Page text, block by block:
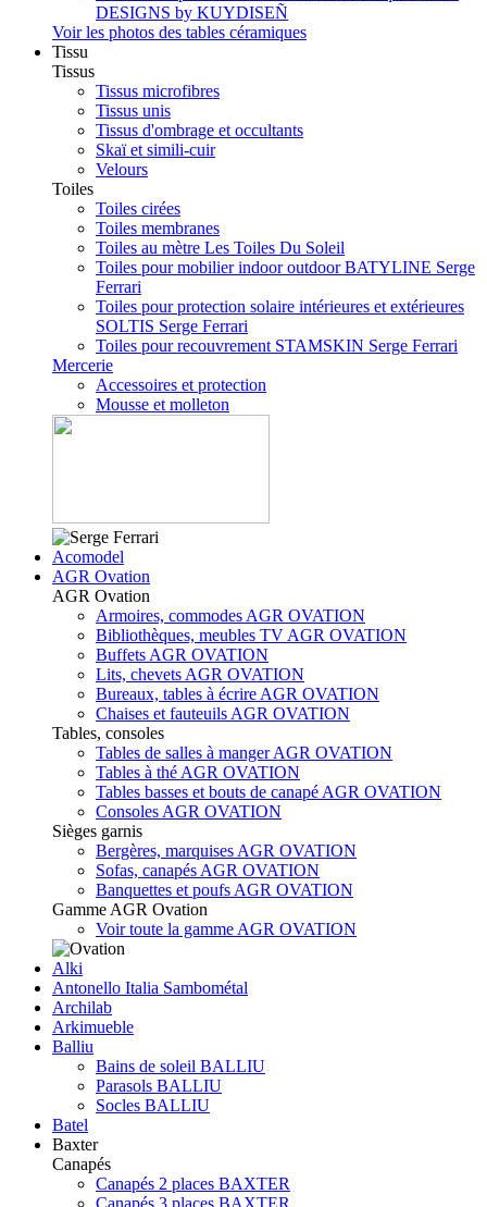
DESIGNS by KUYDISEÑ
Voir les photos des tables céramiques
Tissu
Tissus
Tissus microfibres
Tissus unis
Tissus d'ombrage et occultants
Skaï et simili-cuir
Velours
Toiles
Toiles cirées
Toiles membranes
Toiles au mètre Les Toiles Du Soleil
Toiles pour mobilier indoor outdoor BATYLINE Serge
Ferrari
Toiles pour protection solaire intérieures et extérieures
SOLTIS Serge Ferrari
Toiles pour recouvrement STAMSKIN Serge Ferrari
Mercerie
Accessoires et protection
Mousse et molleton
Acomodel
AGR Ovation
AGR Ovation
Armoires, commodes AGR OVATION
Bibliothèques, meubles TV AGR OVATION
Buffets AGR OVATION
Lits, chevets AGR OVATION
Bureaux, tables à écrire AGR OVATION
Chaises et fauteuils AGR OVATION
Tables, consoles
Tables de salles à manger AGR OVATION
Tables à thé AGR OVATION
Tables basses et bouts de canapé AGR OVATION
Consoles AGR OVATION
Sièges garnis
Bergères, marquises AGR OVATION
Sofas, canapés AGR OVATION
Banquettes et poufs AGR OVATION
Gamme AGR Ovation
Voir toute la gamme AGR OVATION
Alki
Antonello Italia Sambométal
Archilab
Arkimueble
Balliu
Bains de soleil BALLIU
Parasols BALLIU
Socles BALLIU
Batel
Baxter
Canapés
Canapés 2 places BAXTER
Canapés 3 places BAXTER